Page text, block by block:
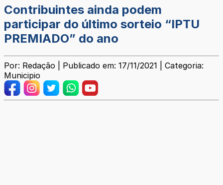
Contribuintes ainda podem
participar do último sorteio “IPTU
PREMIADO” do ano
Por: Redação | Publicado em: 17/11/2021 | Categoria:
Municipio